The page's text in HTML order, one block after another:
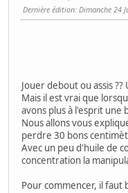
Dernière édition: Dimanche 24
Jouer debout ou assis
Mais il est vrai que
avons plus à l'esprit une
Nous allons vous
perdre 30 bons
Avec un peu d'huile de
concentration la
Pour commencer, il faut